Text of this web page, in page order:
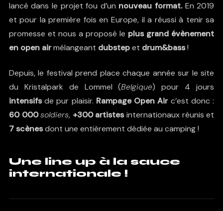
lancé dans le projet fou d’un nouveau format. En 2019
et pour la première fois en Europe, il a réussi à tenir sa
promesse et nous a proposé le plus grand évènement
en open airmélangeant dubstepet drum&bass!
Depuis, le festival prend place chaque année sur le site
du Kristalpark de Lommel (Belgique) pour 4 jours
intensifsde pur plaisir. Rampage Open Airc’est donc :
60 000 soldiers, +300 artistesinternationaux réunis et
7 scènesdont une entièrement dédiée au camping !
Une line up à la sauce
internationale !